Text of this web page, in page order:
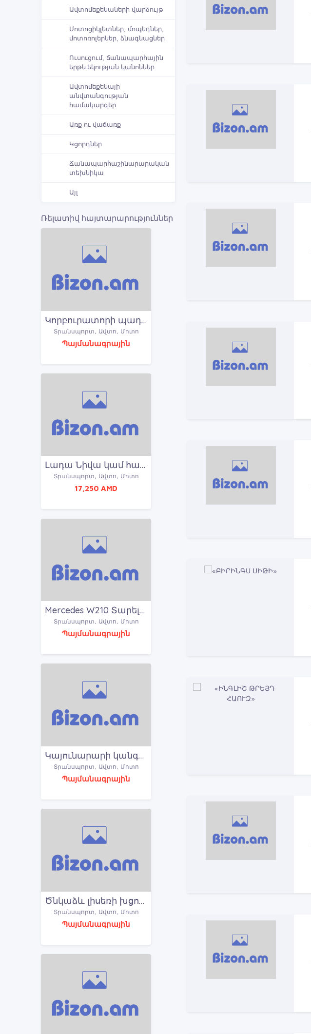
Ավտոմեքենաների վարձույթ
Մոտոցիկլետներ, մոպեդներ,
մոտոռոլերներ, ձնագնացներ
Ուսուցում, ճանապարհային
երթևեկության կանոններ
Ավտոմեքենայի
անվտանգության
համակարգեր
Առք ու վաճառք
Կցորդներ
Ճանապարհաշինարարական
տեխնիկա
Այլ
Ռելատիվ հայտարարություններ
Կորբուրատորի պադուշկա Подушка Фланец карбюратора Volkswagen GOLF 3 մոդելների համար
Տրանսպորտ, Ավտո, Մոտո
Պայմանագրային
Լադա Նիվա կամ համարժեք
Տրանսպորտ, Ավտո, Մոտո
17,250 AMD
Mercedes W210 Տարելկա Դեմի Հովացումով. Mercedes W 210 Диск тормозной передний
Տրանսպորտ, Ավտո, Մոտո
Պայմանագրային
Կայունարարի կանգնակ Стойка стабилизатора Ստոյկա ստաբիլիզատորի NISSAN
Տրանսպորտ, Ավտո, Մոտո
Պայմանագրային
Ծնկաձև լիսեռի խցուկ Сальник коленвала задний Սալնիկ կալենվալի հետևի HYUNDAI / KIA
Տրանսպորտ, Ավտո, Մոտո
Պայմանագրային